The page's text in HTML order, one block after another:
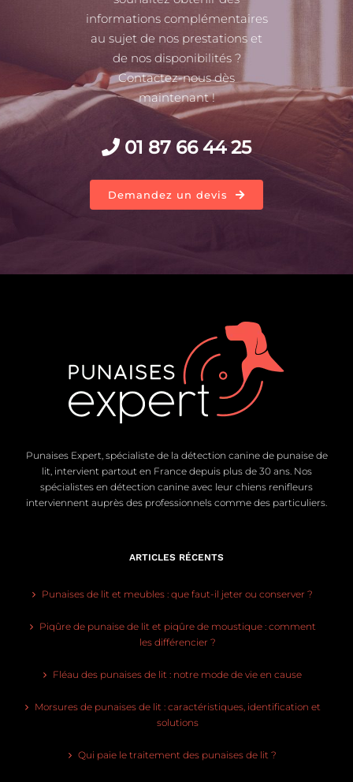
informations complémentaires
au sujet de nos prestations et
de nos disponibilités ?
Contactez-nous dès
maintenant !
01 87 66 44 25
Demandez un devis
Punaises Expert, spécialiste de la détection canine de punaise de
lit, intervient partout en France depuis plus de 30 ans. Nos
spécialistes en détection canine avec leur chiens renifleurs
interviennent auprès des professionnels comme des particuliers.
ARTICLES RÉCENTS
Punaises de lit et meubles : que faut-il jeter ou conserver ?
Piqûre de punaise de lit et piqûre de moustique : comment
les différencier ?
Fléau des punaises de lit : notre mode de vie en cause
Morsures de punaises de lit : caractéristiques, identification et
solutions
Qui paie le traitement des punaises de lit ?